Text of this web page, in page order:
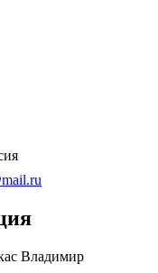
Владимир